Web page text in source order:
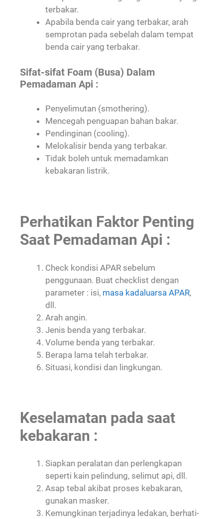
terbakar.
Apabila benda cair yang terbakar, arah
semprotan pada sebelah dalam tempat
benda cair yang terbakar.
Sifat-sifat Foam (Busa) Dalam
Pemadaman Api :
Penyelimutan (smothering).
Mencegah penguapan bahan bakar.
Pendinginan (cooling).
Melokalisir benda yang terbakar.
Tidak boleh untuk memadamkan
kebakaran listrik.
Perhatikan Faktor Penting
Saat Pemadaman Api :
Check kondisi APAR sebelum
penggunaan. Buat checklist dengan
parameter : isi, masa kadaluarsa APAR,
dll.
Arah angin.
Jenis benda yang terbakar.
Volume benda yang terbakar.
Berapa lama telah terbakar.
Situasi, kondisi dan lingkungan.
Keselamatan pada saat
kebakaran :
Siapkan peralatan dan perlengkapan
seperti kain pelindung, selimut api, dll.
Asap tebal akibat proses kebakaran,
gunakan masker.
Kemungkinan terjadinya ledakan, berhati-